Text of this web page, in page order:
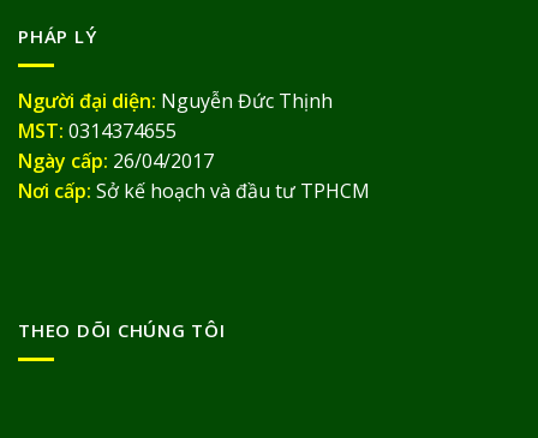
PHÁP LÝ
Người đại diện: Nguyễn Đức Thịnh
MST: 0314374655
Ngày cấp: 26/04/2017
Nơi cấp: Sở kế hoạch và đầu tư TPHCM
THEO DÕI CHÚNG TÔI